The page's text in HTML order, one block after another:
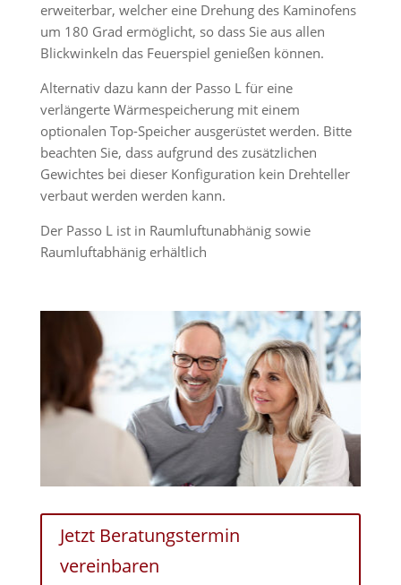
erweiterbar, welcher eine Drehung des Kaminofens
um 180 Grad ermöglicht, so dass Sie aus allen
Blickwinkeln das Feuerspiel genießen können.
Alternativ dazu kann der Passo L für eine
verlängerte Wärmespeicherung mit einem
optionalen Top-Speicher ausgerüstet werden. Bitte
beachten Sie, dass aufgrund des zusätzlichen
Gewichtes bei dieser Konfiguration kein Drehteller
verbaut werden werden kann.
Der Passo L ist in Raumluftunabhänig sowie
Raumluftabhänig erhältlich
Jetzt Beratungstermin
vereinbaren